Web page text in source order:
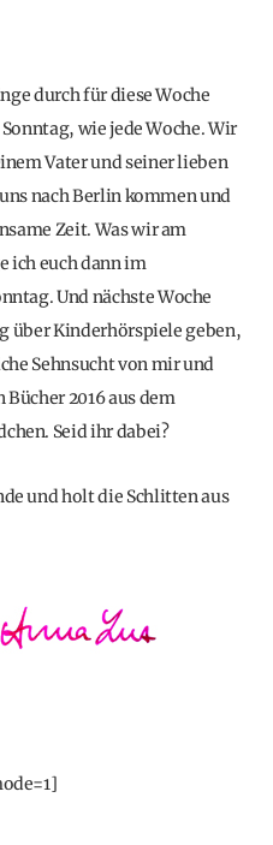
durch für diese Woche
wie jede Woche. Wir
Vater und seiner lieben
nach Berlin kommen und
Zeit. Was wir am
ich euch dann im
Und nächste Woche
über Kinderhörspiele geben,
Sehnsucht von mir und
2016 aus dem
Seid ihr dabei?
und holt die Schlitten aus